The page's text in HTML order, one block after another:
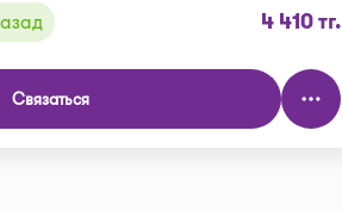
4 410 тг.
Связаться